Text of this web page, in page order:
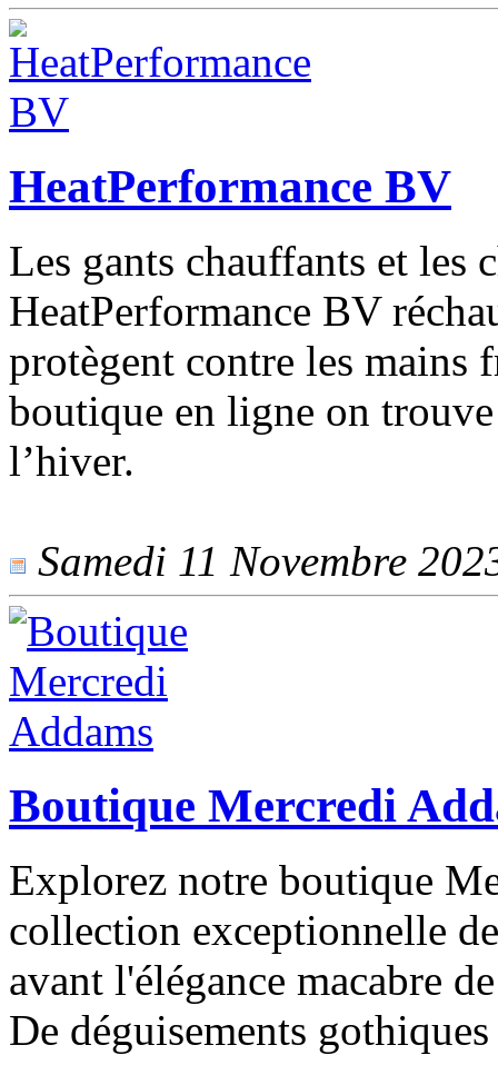
HeatPerformance BV
Les gants chauffants et les
HeatPerformance BV
protègent contre les mains
boutique en ligne on
l’hiver.
Samedi 11 Novembre
Boutique Mercredi
Explorez notre boutique
collection exceptionnelle
avant l'élégance macabre
De déguisements